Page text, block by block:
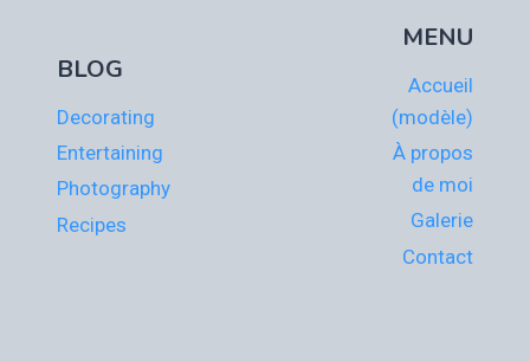
BLOG
Decorating
Entertaining
Photography
Recipes
MENU
Accueil
(modèle)
À propos
de moi
Galerie
Contact